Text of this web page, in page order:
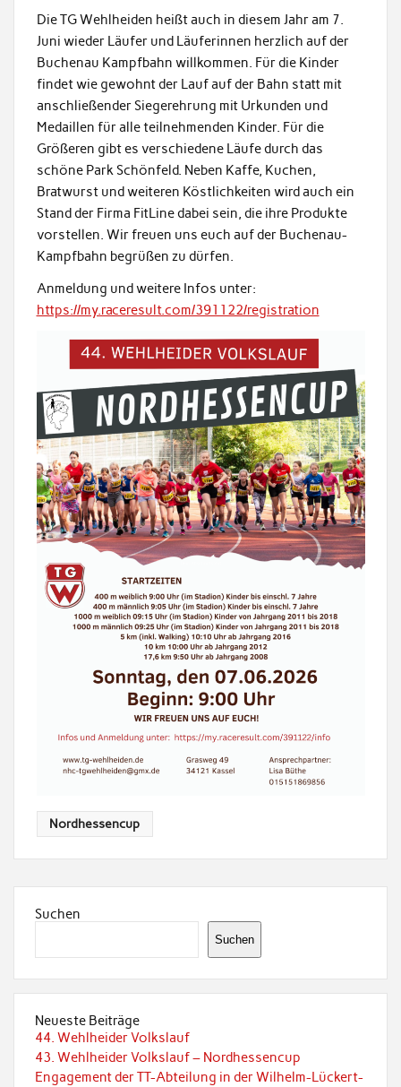
Die TG Wehlheiden heißt auch in diesem Jahr am 7.
Juni wieder Läufer und Läuferinnen herzlich auf der
Buchenau Kampfbahn willkommen. Für die Kinder
findet wie gewohnt der Lauf auf der Bahn statt mit
anschließender Siegerehrung mit Urkunden und
Medaillen für alle teilnehmenden Kinder. Für die
Größeren gibt es verschiedene Läufe durch das
schöne Park Schönfeld. Neben Kaffe, Kuchen,
Bratwurst und weiteren Köstlichkeiten wird auch ein
Stand der Firma FitLine dabei sein, die ihre Produkte
vorstellen. Wir freuen uns euch auf der Buchenau-
Kampfbahn begrüßen zu dürfen.
Anmeldung und weitere Infos unter:
https://my.raceresult.com/391122/registration
Nordhessencup
Suchen
Suchen
Neueste Beiträge
44. Wehlheider Volkslauf
43. Wehlheider Volkslauf – Nordhessencup
Engagement der TT-Abteilung in der Wilhelm-Lückert-